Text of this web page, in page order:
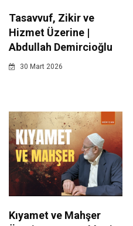
Tasavvuf, Zikir ve
Hizmet Üzerine |
Abdullah Demircioğlu
30 Mart 2026
Kıyamet ve Mahşer